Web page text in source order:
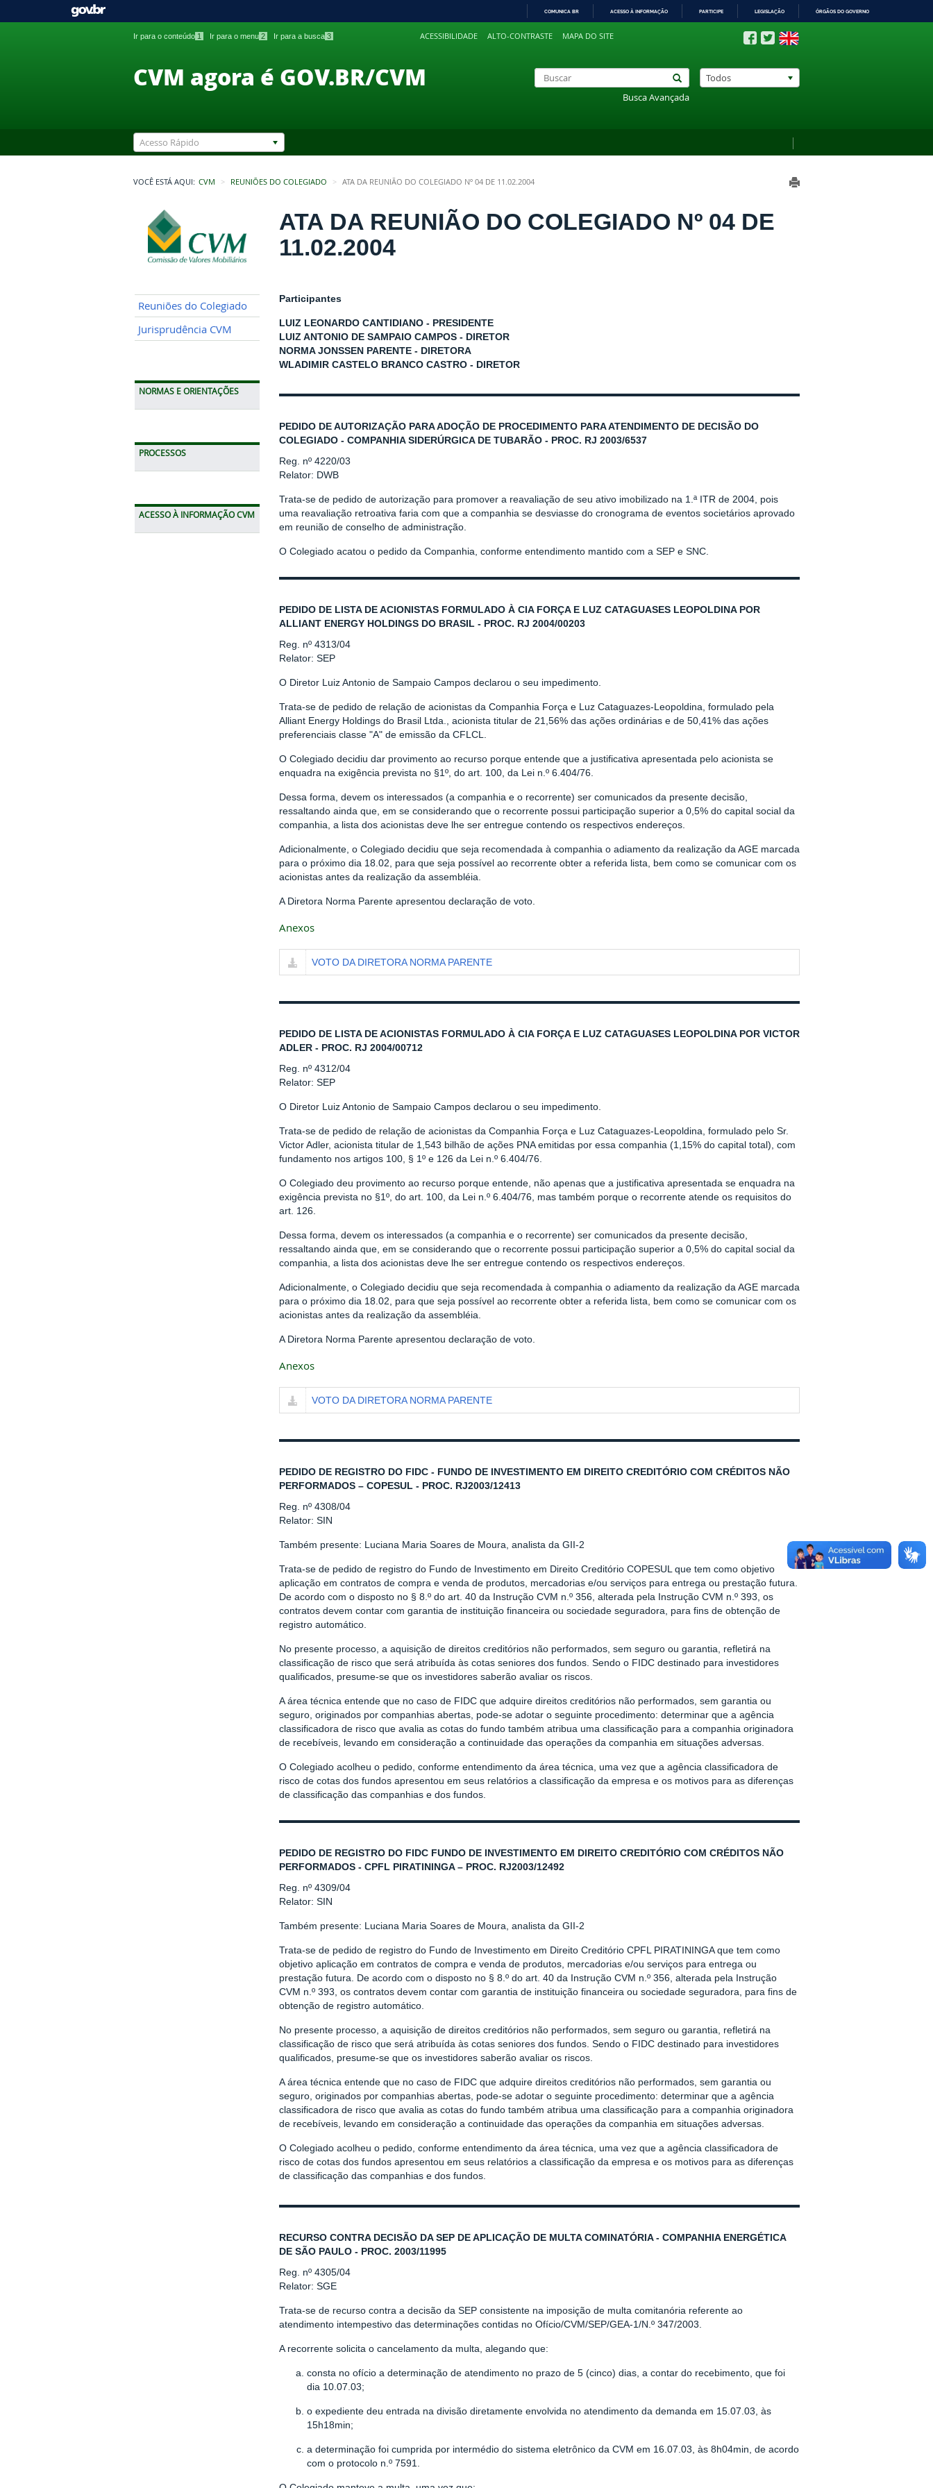
PARA
COMUNICA BR ACESSO À INFORMAÇÃO PARTICIPE LEGISLAÇÃO ÓRGÃOS DO GOVERNO
Ir para o conteúdo 1 Ir para o menu 2 Ir para a busca 3 ACESSIBILIDADE ALTO-CONTRASTE MAPA DO SITE
CVM agora é GOV.BR/CVM
Busca Avançada
Todos
Acesso Rápido
VOCÊ ESTÁ AQUI: CVM REUNIÕES DO COLEGIADO ATA DA REUNIÃO DO COLEGIADO Nº 04 DE 11.02.2004
Reuniões do Colegiado
Jurisprudência CVM
NORMAS E ORIENTAÇÕES
PROCESSOS
ACESSO À INFORMAÇÃO CVM
ATA DA REUNIÃO DO COLEGIADO Nº 04 DE
11.02.2004
Participantes
LUIZ LEONARDO CANTIDIANO - PRESIDENTE
LUIZ ANTONIO DE SAMPAIO CAMPOS - DIRETOR
NORMA JONSSEN PARENTE - DIRETORA
WLADIMIR CASTELO BRANCO CASTRO - DIRETOR
PEDIDO DE AUTORIZAÇÃO PARA ADOÇÃO DE PROCEDIMENTO PARA ATENDIMENTO DE DECISÃO DO
COLEGIADO - COMPANHIA SIDERÚRGICA DE TUBARÃO - PROC. RJ 2003/6537
Reg. nº 4220/03
Relator: DWB
Trata-se de pedido de autorização para promover a reavaliação de seu ativo imobilizado na 1.ª ITR de 2004, pois
uma reavaliação retroativa faria com que a companhia se desviasse do cronograma de eventos societários aprovado
em reunião de conselho de administração.
O Colegiado acatou o pedido da Companhia, conforme entendimento mantido com a SEP e SNC.
PEDIDO DE LISTA DE ACIONISTAS FORMULADO À CIA FORÇA E LUZ CATAGUASES LEOPOLDINA POR
ALLIANT ENERGY HOLDINGS DO BRASIL - PROC. RJ 2004/00203
Reg. nº 4313/04
Relator: SEP
O Diretor Luiz Antonio de Sampaio Campos declarou o seu impedimento.
Trata-se de pedido de relação de acionistas da Companhia Força e Luz Cataguazes-Leopoldina, formulado pela
Alliant Energy Holdings do Brasil Ltda., acionista titular de 21,56% das ações ordinárias e de 50,41% das ações
preferenciais classe "A" de emissão da CFLCL.
O Colegiado decidiu dar provimento ao recurso porque entende que a justificativa apresentada pelo acionista se
enquadra na exigência prevista no §1º, do art. 100, da Lei n.º 6.404/76.
Dessa forma, devem os interessados (a companhia e o recorrente) ser comunicados da presente decisão,
ressaltando ainda que, em se considerando que o recorrente possui participação superior a 0,5% do capital social da
companhia, a lista dos acionistas deve lhe ser entregue contendo os respectivos endereços.
Adicionalmente, o Colegiado decidiu que seja recomendada à companhia o adiamento da realização da AGE marcada
para o próximo dia 18.02, para que seja possível ao recorrente obter a referida lista, bem como se comunicar com os
acionistas antes da realização da assembléia.
A Diretora Norma Parente apresentou declaração de voto.
Anexos
VOTO DA DIRETORA NORMA PARENTE
PEDIDO DE LISTA DE ACIONISTAS FORMULADO À CIA FORÇA E LUZ CATAGUASES LEOPOLDINA POR VICTOR
ADLER - PROC. RJ 2004/00712
Reg. nº 4312/04
Relator: SEP
O Diretor Luiz Antonio de Sampaio Campos declarou o seu impedimento.
Trata-se de pedido de relação de acionistas da Companhia Força e Luz Cataguazes-Leopoldina, formulado pelo Sr.
Victor Adler, acionista titular de 1,543 bilhão de ações PNA emitidas por essa companhia (1,15% do capital total), com
fundamento nos artigos 100, § 1º e 126 da Lei n.º 6.404/76.
O Colegiado deu provimento ao recurso porque entende, não apenas que a justificativa apresentada se enquadra na
exigência prevista no §1º, do art. 100, da Lei n.º 6.404/76, mas também porque o recorrente atende os requisitos do
art. 126.
Dessa forma, devem os interessados (a companhia e o recorrente) ser comunicados da presente decisão,
ressaltando ainda que, em se considerando que o recorrente possui participação superior a 0,5% do capital social da
companhia, a lista dos acionistas deve lhe ser entregue contendo os respectivos endereços.
Adicionalmente, o Colegiado decidiu que seja recomendada à companhia o adiamento da realização da AGE marcada
para o próximo dia 18.02, para que seja possível ao recorrente obter a referida lista, bem como se comunicar com os
acionistas antes da realização da assembléia.
A Diretora Norma Parente apresentou declaração de voto.
Anexos
VOTO DA DIRETORA NORMA PARENTE
PEDIDO DE REGISTRO DO FIDC - FUNDO DE INVESTIMENTO EM DIREITO CREDITÓRIO COM CRÉDITOS NÃO
PERFORMADOS – COPESUL - PROC. RJ2003/12413
Reg. nº 4308/04
Relator: SIN
Também presente: Luciana Maria Soares de Moura, analista da GII-2
Trata-se de pedido de registro do Fundo de Investimento em Direito Creditório COPESUL que tem como objetivo
aplicação em contratos de compra e venda de produtos, mercadorias e/ou serviços para entrega ou prestação futura.
De acordo com o disposto no § 8.º do art. 40 da Instrução CVM n.º 356, alterada pela Instrução CVM n.º 393, os
contratos devem contar com garantia de instituição financeira ou sociedade seguradora, para fins de obtenção de
registro automático.
No presente processo, a aquisição de direitos creditórios não performados, sem seguro ou garantia, refletirá na
classificação de risco que será atribuída às cotas seniores dos fundos. Sendo o FIDC destinado para investidores
qualificados, presume-se que os investidores saberão avaliar os riscos.
A área técnica entende que no caso de FIDC que adquire direitos creditórios não performados, sem garantia ou
seguro, originados por companhias abertas, pode-se adotar o seguinte procedimento: determinar que a agência
classificadora de risco que avalia as cotas do fundo também atribua uma classificação para a companhia originadora
de recebíveis, levando em consideração a continuidade das operações da companhia em situações adversas.
O Colegiado acolheu o pedido, conforme entendimento da área técnica, uma vez que a agência classificadora de
risco de cotas dos fundos apresentou em seus relatórios a classificação da empresa e os motivos para as diferenças
de classificação das companhias e dos fundos.
PEDIDO DE REGISTRO DO FIDC FUNDO DE INVESTIMENTO EM DIREITO CREDITÓRIO COM CRÉDITOS NÃO
PERFORMADOS - CPFL PIRATININGA – PROC. RJ2003/12492
Reg. nº 4309/04
Relator: SIN
Também presente: Luciana Maria Soares de Moura, analista da GII-2
Trata-se de pedido de registro do Fundo de Investimento em Direito Creditório CPFL PIRATININGA que tem como
objetivo aplicação em contratos de compra e venda de produtos, mercadorias e/ou serviços para entrega ou
prestação futura. De acordo com o disposto no § 8.º do art. 40 da Instrução CVM n.º 356, alterada pela Instrução
CVM n.º 393, os contratos devem contar com garantia de instituição financeira ou sociedade seguradora, para fins de
obtenção de registro automático.
No presente processo, a aquisição de direitos creditórios não performados, sem seguro ou garantia, refletirá na
classificação de risco que será atribuída às cotas seniores dos fundos. Sendo o FIDC destinado para investidores
qualificados, presume-se que os investidores saberão avaliar os riscos.
A área técnica entende que no caso de FIDC que adquire direitos creditórios não performados, sem garantia ou
seguro, originados por companhias abertas, pode-se adotar o seguinte procedimento: determinar que a agência
classificadora de risco que avalia as cotas do fundo também atribua uma classificação para a companhia originadora
de recebíveis, levando em consideração a continuidade das operações da companhia em situações adversas.
O Colegiado acolheu o pedido, conforme entendimento da área técnica, uma vez que a agência classificadora de
risco de cotas dos fundos apresentou em seus relatórios a classificação da empresa e os motivos para as diferenças
de classificação das companhias e dos fundos.
RECURSO CONTRA DECISÃO DA SEP DE APLICAÇÃO DE MULTA COMINATÓRIA - COMPANHIA ENERGÉTICA
DE SÃO PAULO - PROC. 2003/11995
Reg. nº 4305/04
Relator: SGE
Trata-se de recurso contra a decisão da SEP consistente na imposição de multa comitanória referente ao
atendimento intempestivo das determinações contidas no Ofício/CVM/SEP/GEA-1/N.º 347/2003.
A recorrente solicita o cancelamento da multa, alegando que:
consta no ofício a determinação de atendimento no prazo de 5 (cinco) dias, a contar do recebimento, que foi
dia 10.07.03;
o expediente deu entrada na divisão diretamente envolvida no atendimento da demanda em 15.07.03, às
15h18min;
a determinação foi cumprida por intermédio do sistema eletrônico da CVM em 16.07.03, às 8h04min, de acordo
com o protocolo n.º 7591.